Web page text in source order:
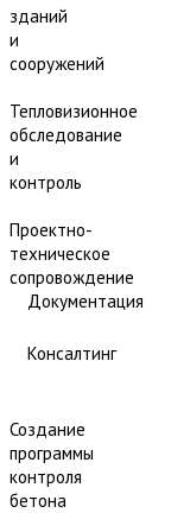
зданий
и
сооружений
Тепловизионное
обследование
и
контроль
Проектно-
техническое
сопровождение
Документация
Консалтинг
Создание
программы
контроля
бетона